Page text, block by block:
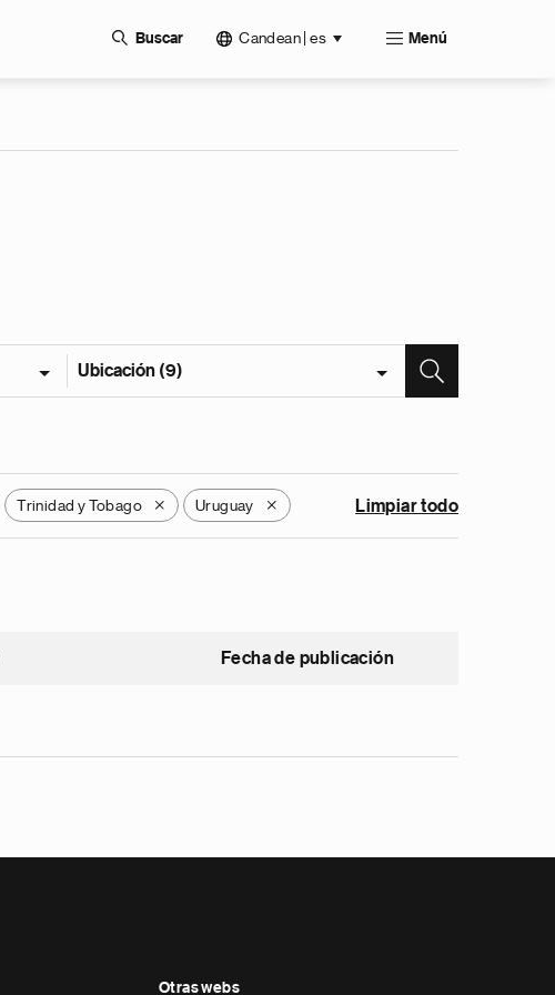
Buscar Candean | es Menú
Ubicación (9)
Trinidad y Tobago X Uruguay X Limpiar todo
Fecha de publicación
Otras webs